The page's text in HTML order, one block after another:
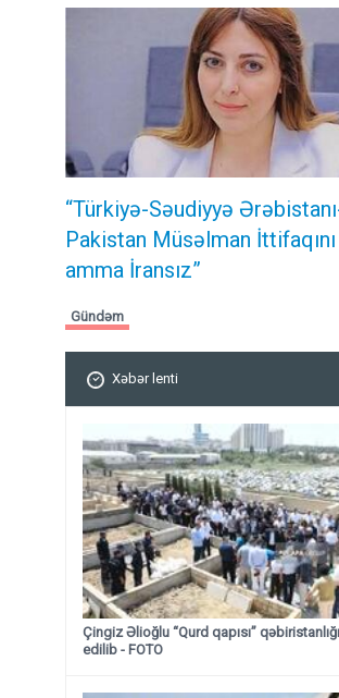
“Türkiyə-Səudiyyə
Pakistan Müsəlman
amma İransız”
Gündəm
Xəbər lenti
Çingiz Əlioğlu “Qurd qapısı”
edilib - FOTO